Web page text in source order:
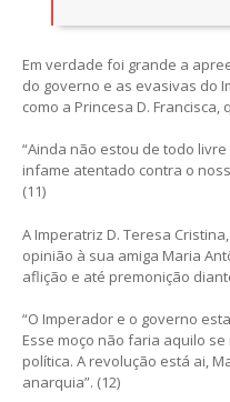
Em verdade foi grande a
do governo e as evasivas do
como a Princesa D.
“Ainda não estou de todo
infame atentado contra o
(11)
A Imperatriz D. Teresa
opinião à sua amiga Maria
aflição e até premonição
“O Imperador e o governo
Esse moço não faria aquilo
política. A revolução está ai,
anarquia”. (12)